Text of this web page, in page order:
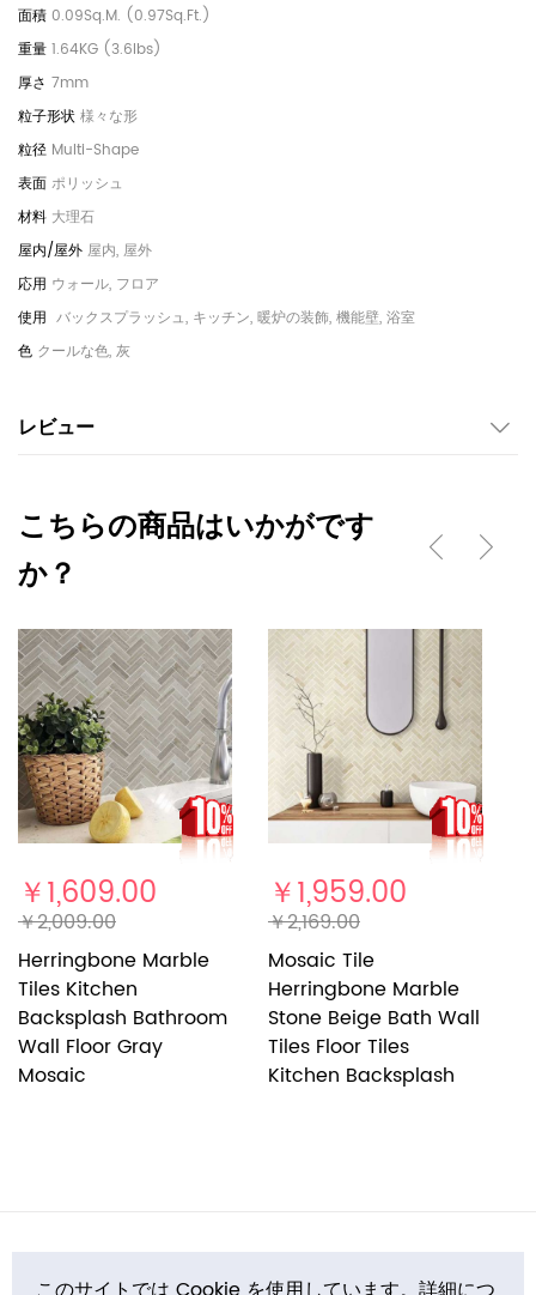
0.09Sq.M. (0.97Sq.Ft.)
1.64KG (3.6lbs)
7mm
様々な形
Multi-Shape
ポリッシュ
大理石
屋内, 屋外
ウォール, フロア
バックスプラッシュ, キッチン, 暖炉の装飾, 機能壁, 浴室
クールな色, 灰
レビュー
こちらの商品はいかがです
か？
￥1,609.00
￥2,009.00
Herringbone Marble
Tiles Kitchen
Backsplash Bathroom
Wall Floor Gray
Mosaic
￥1,959.00
￥2,169.00
Mosaic Tile
Herringbone Marble
Stone Beige Bath Wall
Tiles Floor Tiles
Kitchen Backsplash
インフォメーション